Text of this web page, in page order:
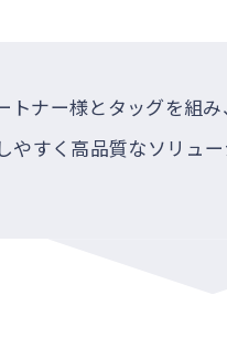
トナー様とタッグを組
やすく高品質なソリュー